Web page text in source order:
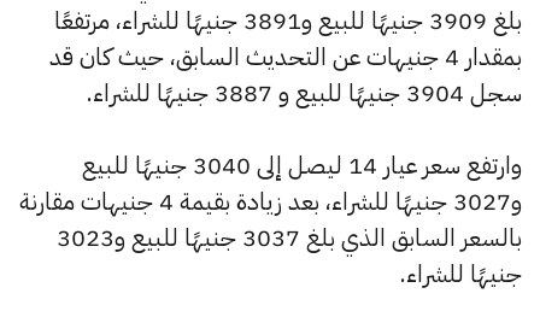
بلغ 3909 جنيهًا للبيع و3891 جنيهًا للشراء، مرتفعًا
بمقدار 4 جنيهات عن التحديث السابق، حيث كان قد
سجل 3904 جنيهًا للبيع و 3887 جنيهًا للشراء.
وارتفع سعر عيار 14 ليصل إلى 3040 جنيهًا للبيع
و3027 جنيهًا للشراء، بعد زيادة بقيمة 4 جنيهات مقارنة
بالسعر السابق الذي بلغ 3037 جنيهًا للبيع و3023
جنيهًا للشراء.